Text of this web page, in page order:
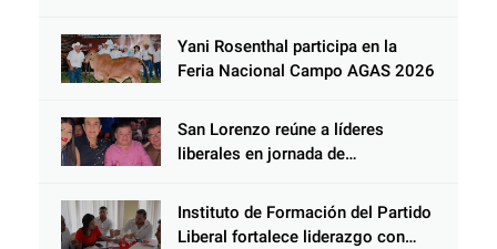
peso de la ley al responsable de
Choloma es consolidar un Estado
que protege al verdugo y
Yani Rosenthal participa en la
Feria Nacional Campo AGAS 2026
San Lorenzo reúne a líderes
liberales en jornada de
Instituto de Formación del Partido
Liberal fortalece liderazgo con